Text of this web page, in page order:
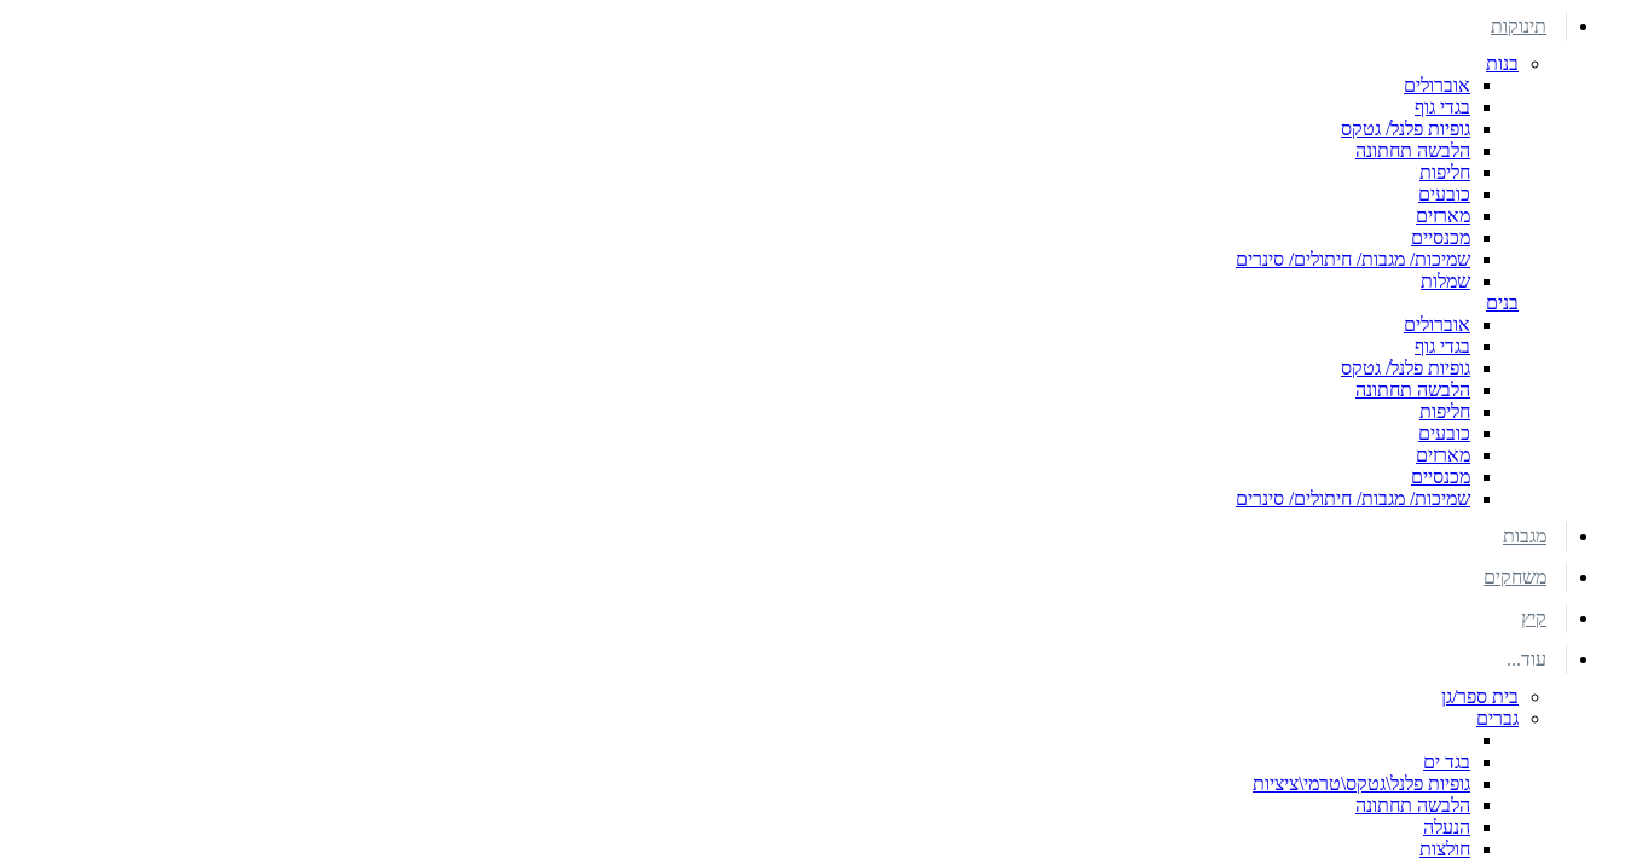
תינוקות
בנות
אוברולים
בגדי גוף
גופיות פלנל/ גטקס
הלבשה תחתונה
חליפות
כובעים
מארזים
מכנסיים
שמיכות/ מגבות/ חיתולים/ סינרים
שמלות
בנים
אוברולים
בגדי גוף
גופיות פלנל/ גטקס
הלבשה תחתונה
חליפות
כובעים
מארזים
מכנסיים
שמיכות/ מגבות/ חיתולים/ סינרים
מגבות
משחקים
קיץ
עוד...
בית ספר/גן
גברים
בגד ים
גופיות פלנל\גטקס\טרמי\ציציות
הלבשה תחתונה
הנעלה
חולצות